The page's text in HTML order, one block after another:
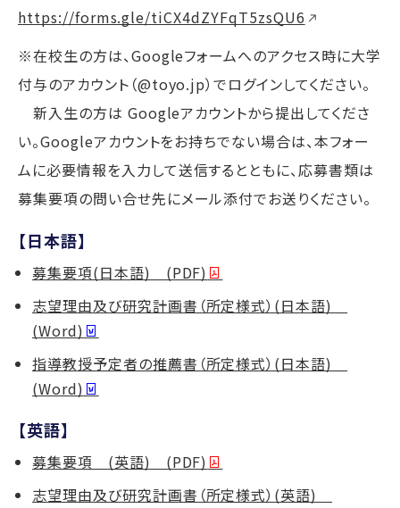
https://forms.gle/tiCX4dZYFqT5zsQU6
※在校生の方は、Googleフォームへのアクセス時に大学
付与のアカウント（@toyo.jp）でログインしてください。
新入生の方は Googleアカウントから提出してくださ
い。Googleアカウントをお持ちでない場合は、本フォー
ムに必要情報を入力して送信するとともに、応募書類は
募集要項の問い合せ先にメール添付でお送りください。
【日本語】
募集要項(日本語) (PDF)
志望理由及び研究計画書（所定様式）(日本語)
(Word)
指導教授予定者の推薦書（所定様式）(日本語)
(Word)
【英語】
募集要項 (英語) (PDF)
志望理由及び研究計画書（所定様式）(英語)